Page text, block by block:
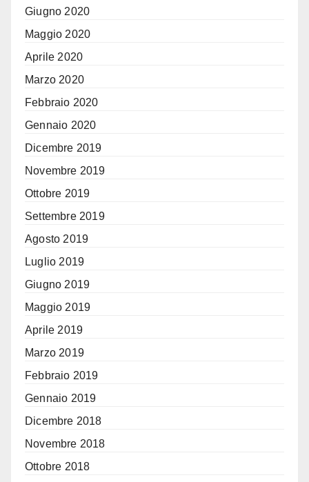
Giugno 2020
Maggio 2020
Aprile 2020
Marzo 2020
Febbraio 2020
Gennaio 2020
Dicembre 2019
Novembre 2019
Ottobre 2019
Settembre 2019
Agosto 2019
Luglio 2019
Giugno 2019
Maggio 2019
Aprile 2019
Marzo 2019
Febbraio 2019
Gennaio 2019
Dicembre 2018
Novembre 2018
Ottobre 2018